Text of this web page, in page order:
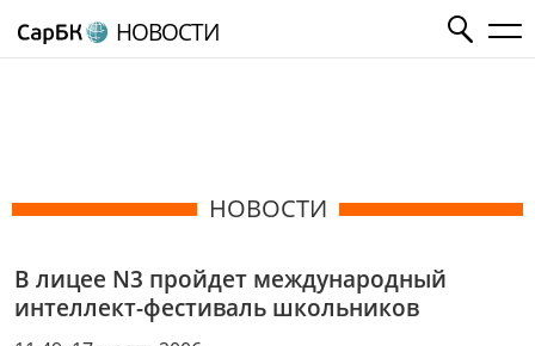
НОВОСТИ
НОВОСТИ
В лицее N3 пройдет международный
интеллект-фестиваль школьников